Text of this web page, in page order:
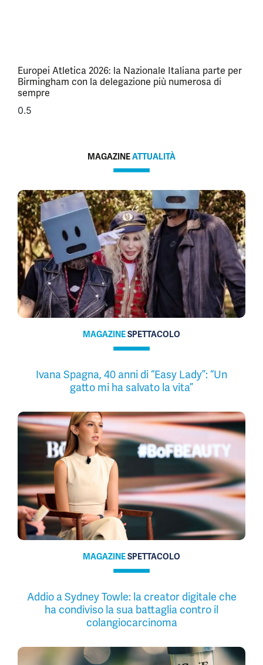
Europei Atletica 2026: la Nazionale Italiana parte per
Birmingham con la delegazione più numerosa di
sempre
MAGAZINEATTUALITÀ
MAGAZINESPETTACOLO
Ivana Spagna, 40 anni di “Easy Lady”: “Un
gatto mi ha salvato la vita”
MAGAZINESPETTACOLO
Addio a Sydney Towle: la creator digitale che
ha condiviso la sua battaglia contro il
colangiocarcinoma